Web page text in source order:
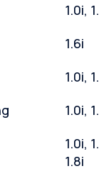
1.0i,
1.6i
1.0i,
1.0i,
1.0i,
1.8i